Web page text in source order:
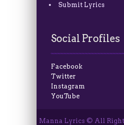
Submit Lyrics
Social Profiles
Facebook
Twitter
Instagram
YouTube
Manna Lyrics © All